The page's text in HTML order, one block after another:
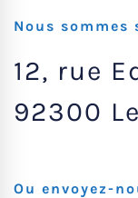
Nous
12, rue
92300
Ou envoyez-